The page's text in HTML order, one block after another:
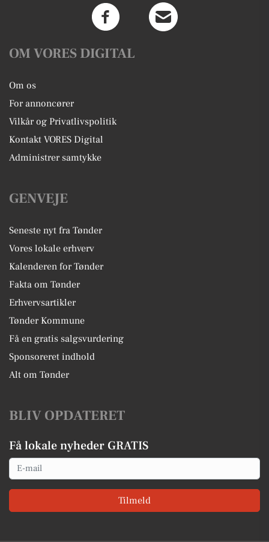
OM VORES DIGITAL
Om os
For annoncører
Vilkår og Privatlivspolitik
Kontakt VORES Digital
Administrer samtykke
GENVEJE
Seneste nyt fra Tønder
Vores lokale erhverv
Kalenderen for Tønder
Fakta om Tønder
Erhvervsartikler
Tønder Kommune
Få en gratis salgsvurdering
Sponsoreret indhold
Alt om Tønder
BLIV OPDATERET
Få lokale nyheder GRATIS
Email
Tilmeld